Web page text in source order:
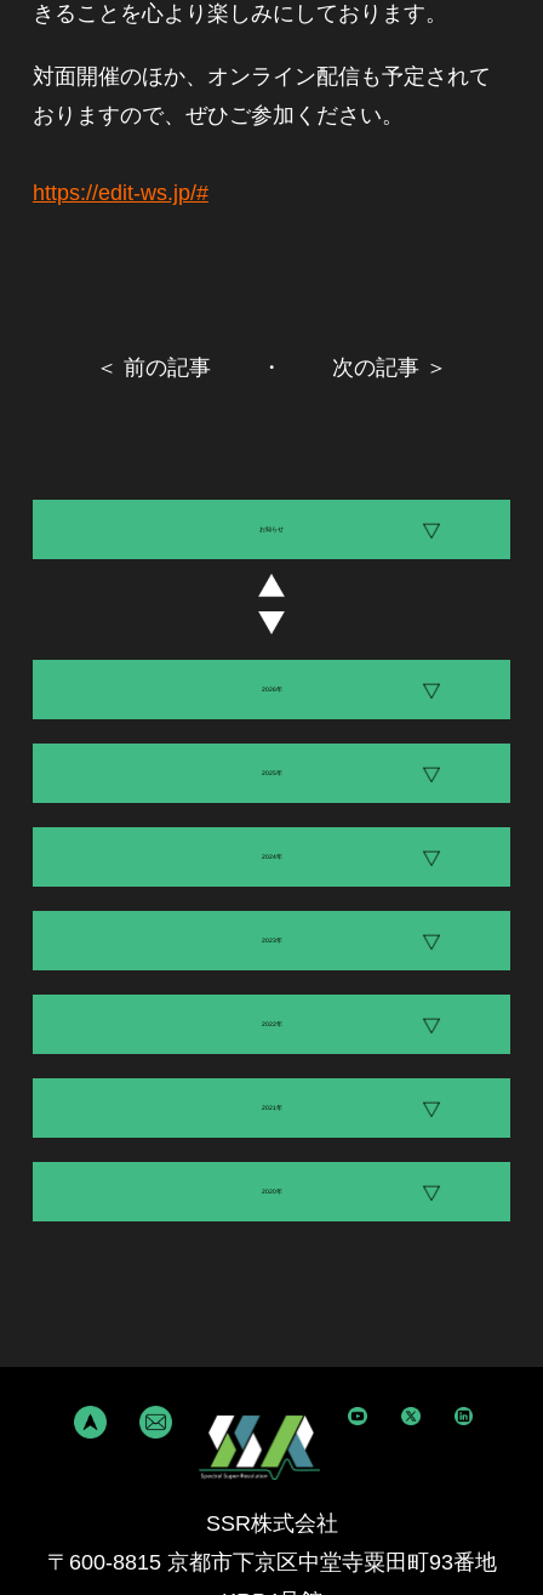
きることを心より楽しみにしております。
対面開催のほか、オンライン配信も予定されて
おりますので、ぜひご参加ください。
https://edit-ws.jp/#
＜ 前の記事 ・ 次の記事 ＞
お知らせ
2026年
2025年
2024年
2023年
2022年
2021年
2020年
SSR株式会社
〒600-8815 京都市下京区中堂寺粟田町93番地